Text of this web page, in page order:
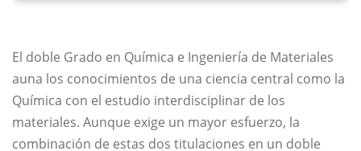
El doble Grado en Química e Ingeniería de Materiales
auna los conocimientos de una ciencia central como la
Química con el estudio interdisciplinar de los
materiales. Aunque exige un mayor esfuerzo, la
combinación de estas dos titulaciones en un doble